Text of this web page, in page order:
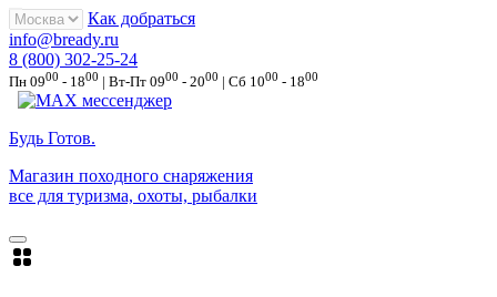
Как добраться
info@bready.ru
8 (800) 302-25-24
Пн 0900 - 1800 | Вт-Пт 0900 - 2000 | Сб 1000 - 1800
Будь Готов.
Магазин походного снаряжения
все для туризма, охоты, рыбалки